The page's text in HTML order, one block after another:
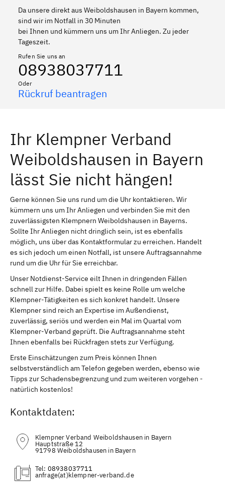
Da unsere direkt aus Weiboldshausen in Bayern kommen,
sind wir im Notfall in 30 Minuten
bei Ihnen und kümmern uns um Ihr Anliegen. Zu jeder
Tageszeit.
Rufen Sie uns an
08938037711
Oder
Rückruf beantragen
Ihr Klempner Verband
Weiboldshausen in Bayern
lässt Sie nicht hängen!
Gerne können Sie uns rund um die Uhr kontaktieren. Wir
kümmern uns um Ihr Anliegen und verbinden Sie mit den
zuverlässigsten Klempnern Weiboldshausen in Bayerns.
Sollte Ihr Anliegen nicht dringlich sein, ist es ebenfalls
möglich, uns über das Kontaktformular zu erreichen. Handelt
es sich jedoch um einen Notfall, ist unsere Auftragsannahme
rund um die Uhr für Sie erreichbar.
Unser Notdienst-Service eilt Ihnen in dringenden Fällen
schnell zur Hilfe. Dabei spielt es keine Rolle um welche
Klempner-Tätigkeiten es sich konkret handelt. Unsere
Klempner sind reich an Expertise im Außendienst,
zuverlässig, seriös und werden ein Mal im Quartal vom
Klempner-Verband geprüft. Die Auftragsannahme steht
Ihnen ebenfalls bei Rückfragen stets zur Verfügung.
Erste Einschätzungen zum Preis können Ihnen
selbstverständlich am Telefon gegeben werden, ebenso wie
Tipps zur Schadensbegrenzung und zum weiteren vorgehen -
natürlich kostenlos!
Kontaktdaten:
Klempner Verband Weiboldshausen in Bayern
Hauptstraße 12
91798 Weiboldshausen in Bayern
Tel: 08938037711
(at)